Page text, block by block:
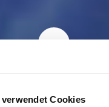
Cookies
die
Zukunft